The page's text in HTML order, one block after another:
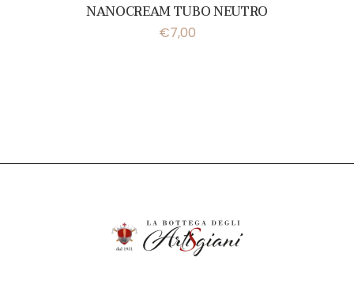
NANOCREAM TUBO NEUTRO
€7,00